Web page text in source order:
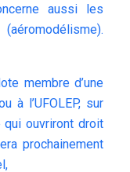
aussi les
membre d’une
à l’UFOLEP, sur
qui ouvriront droit
prochainement